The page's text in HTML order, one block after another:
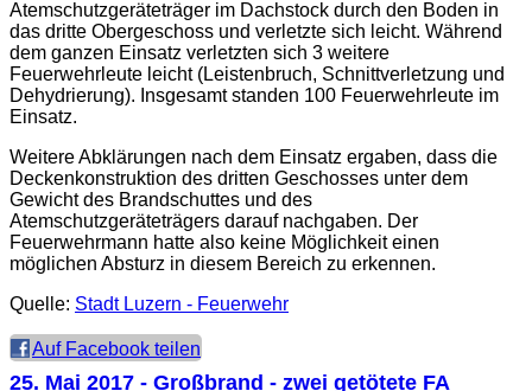
Atemschutzgeräteträger im Dachstock durch den Boden in
das dritte Obergeschoss und verletzte sich leicht. Während
dem ganzen Einsatz verletzten sich 3 weitere
Feuerwehrleute leicht (Leistenbruch, Schnittverletzung und
Dehydrierung). Insgesamt standen 100 Feuerwehrleute im
Einsatz.
Weitere Abklärungen nach dem Einsatz ergaben, dass die
Deckenkonstruktion des dritten Geschosses unter dem
Gewicht des Brandschuttes und des
Atemschutzgeräteträgers darauf nachgaben. Der
Feuerwehrmann hatte also keine Möglichkeit einen
möglichen Absturz in diesem Bereich zu erkennen.
Quelle: Stadt Luzern - Feuerwehr
Auf Facebook teilen
25. Mai 2017 - Großbrand - zwei getötete FA